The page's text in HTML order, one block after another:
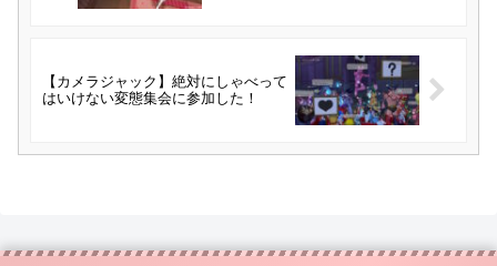
【カメラジャック】絶対にしゃべって
はいけない変態集会に参加した！